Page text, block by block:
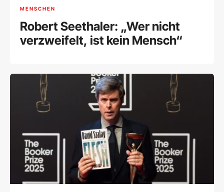
MENSCHEN
Robert Seethaler: „Wer nicht
verzweifelt, ist kein Mensch“